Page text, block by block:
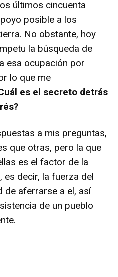
últimos cincuenta
posible a los
No obstante, hoy
la búsqueda de
esa ocupación por
lo que me
es el secreto detrás
a mis preguntas,
que otras, pero la que
es el factor de la
es decir, la fuerza del
de aferrarse a el, así
de un pueblo